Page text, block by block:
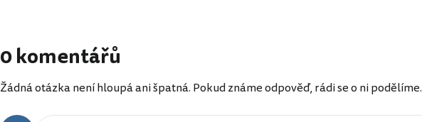
0 komentářů
Žádná otázka není hloupá ani špatná. Pokud známe odpověď, rádi se o ni podělíme.